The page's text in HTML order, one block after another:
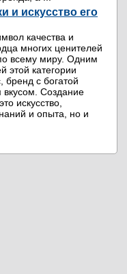
и искусство его
качества и
многих ценителей
всему миру. Одним
этой категории
бренд с богатой
вкусом. Создание
искусство,
и опыта, но и